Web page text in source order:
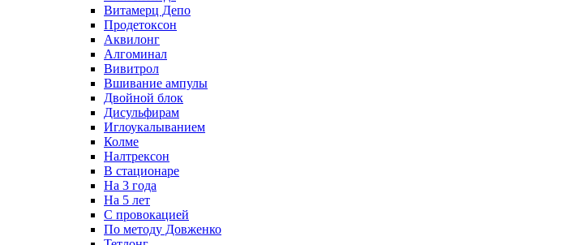
Витамерц Депо
Продетоксон
Аквилонг
Алгоминал
Вивитрол
Вшивание ампулы
Двойной блок
Дисульфирам
Иглоукалыванием
Колме
Налтрексон
В стационаре
На 3 года
На 5 лет
С провокацией
По методу Довженко